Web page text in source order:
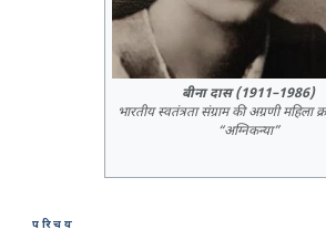
बीना दास (1911–1986)
भारतीय स्वतंत्रता संग्राम की अग्रणी महिला
“अग्निकन्या”
परिचय